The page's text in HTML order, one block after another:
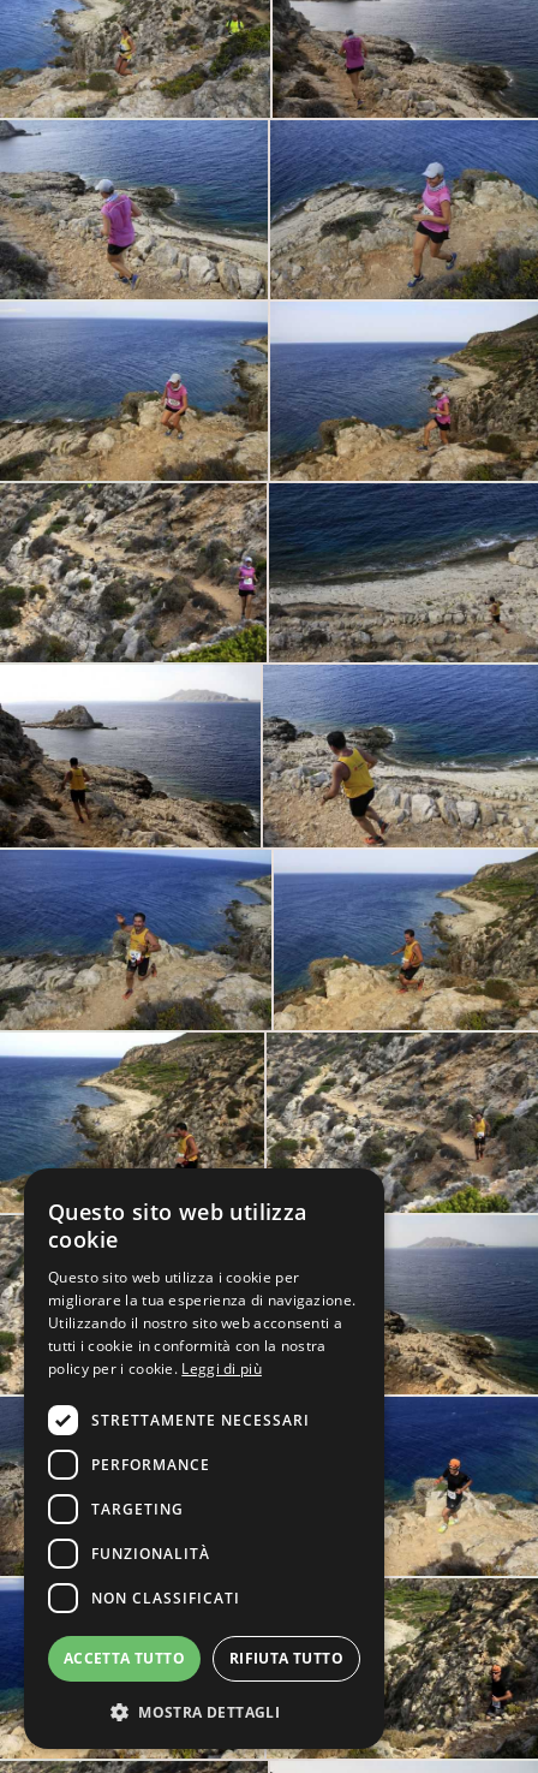
Questo sito web utilizza
cookie
Questo sito web utilizza i cookie per
migliorare la tua esperienza di navigazione.
Utilizzando il nostro sito web acconsenti a
tutti i cookie in conformità con la nostra
policy per i cookie. Leggi di più
STRETTAMENTE NECESSARI
PERFORMANCE
TARGETING
FUNZIONALITÀ
NON CLASSIFICATI
ACCETTA TUTTO RIFIUTA TUTTO
MOSTRA DETTAGLI